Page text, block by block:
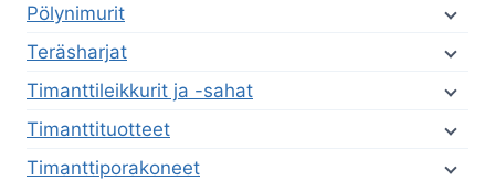
Pölynimurit
Teräsharjat
Timanttileikkurit ja -sahat
Timanttituotteet
Timanttiporakoneet